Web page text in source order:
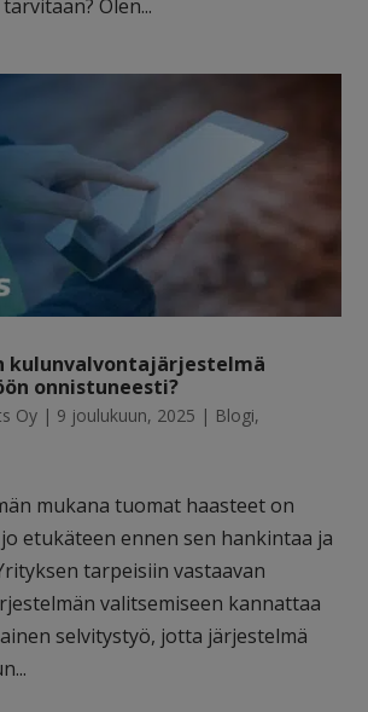
Olen...
kulunvalvontajärjestelmä
onnistuneesti?
Oy | 9 joulukuun, 2025 | Blogi,
mukana tuomat haasteet on
etukäteen ennen sen hankintaa ja
tarpeisiin vastaavan
valitsemiseen kannattaa
selvitystyö, jotta järjestelmä